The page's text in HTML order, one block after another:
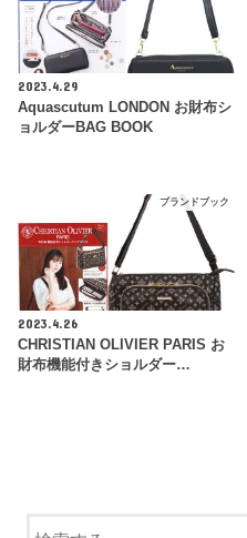
2023.4.29
Aquascutum LONDON お財布シ
ョルダーBAG BOOK
ブランドブック
2023.4.26
CHRISTIAN OLIVIER PARIS お
財布機能付きショルダー…